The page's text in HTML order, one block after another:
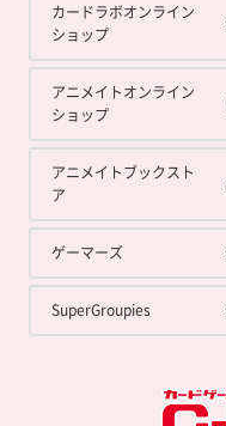
カードラボオンライン
ショップ
アニメイトオンライン
ショップ
アニメイトブックスト
ア
ゲーマーズ
SuperGroupies